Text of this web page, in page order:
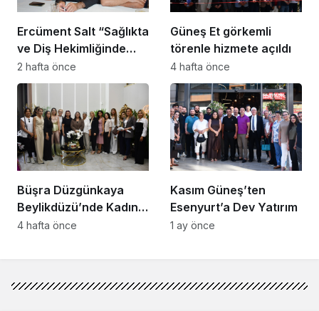
Ercüment Salt “Sağlıkta
ve Diş Hekimliğinde
Dünya Çok Önemli
Noktaya Geldi”
2 hafta önce
Güneş Et görkemli
törenle hizmete açıldı
4 hafta önce
Büşra Düzgünkaya
Beylikdüzü’nde Kadın
Girişimcilerle Buluştu
4 hafta önce
Kasım Güneş’ten
Esenyurt’a Dev Yatırım
1 ay önce